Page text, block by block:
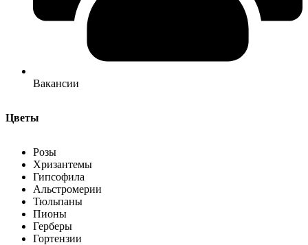
Вакансии
Цветы
Розы
Хризантемы
Гипсофила
Альстромерии
Тюльпаны
Пионы
Герберы
Гортензии